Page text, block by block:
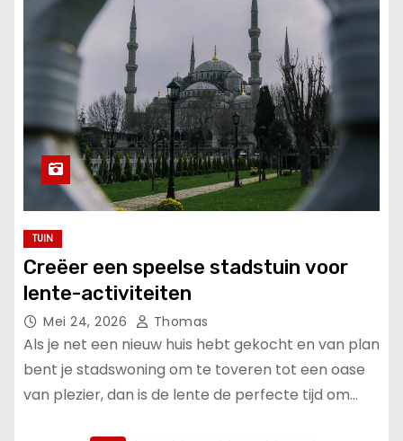
TUIN
Creëer een speelse stadstuin voor
lente-activiteiten
Mei 24, 2026 Thomas
Als je net een nieuw huis hebt gekocht en van plan
bent je stadswoning om te toveren tot een oase
van plezier, dan is de lente de perfecte tijd om…